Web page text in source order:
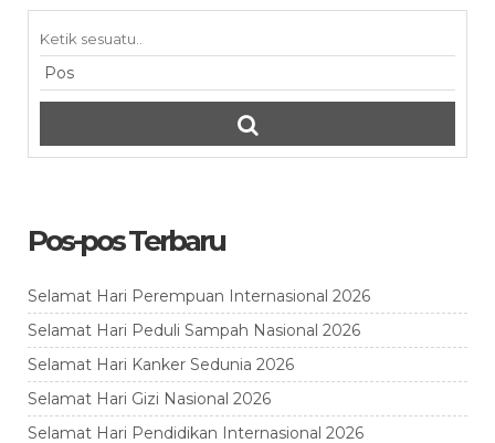
Pos-pos Terbaru
Selamat Hari Perempuan Internasional 2026
Selamat Hari Peduli Sampah Nasional 2026
Selamat Hari Kanker Sedunia 2026
Selamat Hari Gizi Nasional 2026
Selamat Hari Pendidikan Internasional 2026